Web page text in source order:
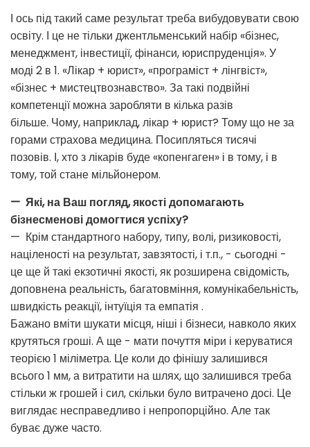
І ось під такий саме результат треба вибудовувати свою
освіту. І це не тільки джентльменський набір «бізнес,
менеджмент, інвестиції, фінанси, юриспруденція». У
моді 2 в 1. «Лікар + юрист», «програміст + лінгвіст»,
«бізнес + мистецтвознавство». За такі подвійні
компетенції можна заробляти в кілька разів
більше. Чому, наприклад, лікар + юрист? Тому що не за
горами страхова медицина. Посипляться тисячі
позовів. І, хто з лікарів буде «копенгаген» і в тому, і в
тому, той стане мільйонером.
— Які, на Ваш погляд, якості допомагають
бізнесменові домогтися успіху?
— Крім стандартного набору, типу, волі, ризиковості,
націленості на результат, завзятості, і т.п., - сьогодні -
це ще й такі екзотичні якості, як розширена свідомість,
доповнена реальність, багатовміння, комунікабельність,
швидкість реакції, інтуїція та емпатія .
Бажано вміти шукати місця, ніші і бізнеси, навколо яких
крутяться гроші. А ще - мати почуття міри і керуватися
теорією 1 міліметра. Це коли до фінішу залишився
всього 1 мм, а витратити на шлях, що залишився треба
стільки ж грошей і сил, скільки було витрачено досі. Це
виглядає несправедливо і непропорційно. Але так
буває дуже часто.